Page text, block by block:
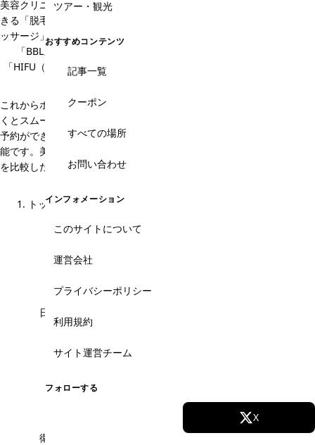
ツアー・観光
おすすめコンテンツ
記事一覧
クーポン
すべての場所
お問い合わせ
インフォメーション
このサイトについて
運営会社
プライバシーポリシー
利用規約
サイト運営チーム
フォローする
X
美容クリニックをご紹介します。また、美容クリニックで気軽に利用で
きる「脱毛レーザー」や「フェイシャルエステ」「フェイシャル付きマ
ッサージ」などのメニューもご紹介します。それだけでなく、気になる
「BBLスキンタイト（シミ・そばかす治療）」「ボトックス」や
「HIFU（ハイフ）」、「コラーゲン注射」などの最新治療や最新美容
これからホーチミンへ旅行予定の方は、出発前に事前に計画を立ててお
くとスムーズに施術が受けられます。ホーチミン観光情報ガイドでは、
予約ができるので旅行者の方にもおすすめです。また、日帰り美容も可
能です。美容クリニックの特徴を詳しく紹介しています。旅行前に料金
を比較したり、施術方法を調べてお得に美容クリニックを受けて綺麗に
トップエステ・スパ・美容
エステ・美容クリニックのメニュー
こんなお悩みありませんか？
日本語が通じるか不安...
術前後のやり取りも日本語スタッフがサポートする
心して任せられます。
衛生面が心配で踏み込めない...